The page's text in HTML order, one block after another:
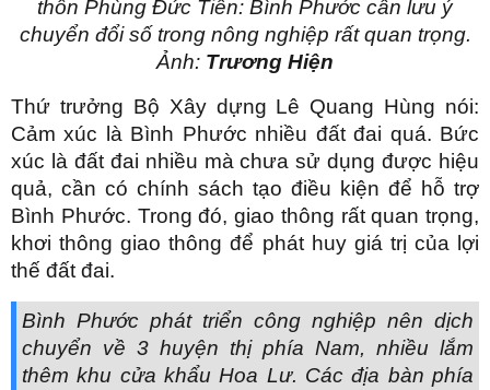
thôn Phùng Đức Tiến: Bình Phước cần lưu ý
chuyển đổi số trong nông nghiệp rất quan trọng.
Ảnh: Trương Hiện
Thứ trưởng Bộ Xây dựng Lê Quang Hùng nói:
Cảm xúc là Bình Phước nhiều đất đai quá. Bức
xúc là đất đai nhiều mà chưa sử dụng được hiệu
quả, cần có chính sách tạo điều kiện để hỗ trợ
Bình Phước. Trong đó, giao thông rất quan trọng,
khơi thông giao thông để phát huy giá trị của lợi
thế đất đai.
Bình Phước phát triển công nghiệp nên dịch
chuyển về 3 huyện thị phía Nam, nhiều lắm
thêm khu cửa khẩu Hoa Lư. Các địa bàn phía